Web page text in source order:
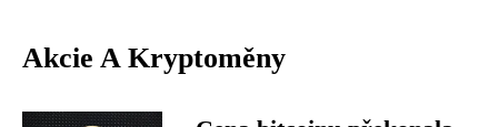
Akcie A Kryptoměny